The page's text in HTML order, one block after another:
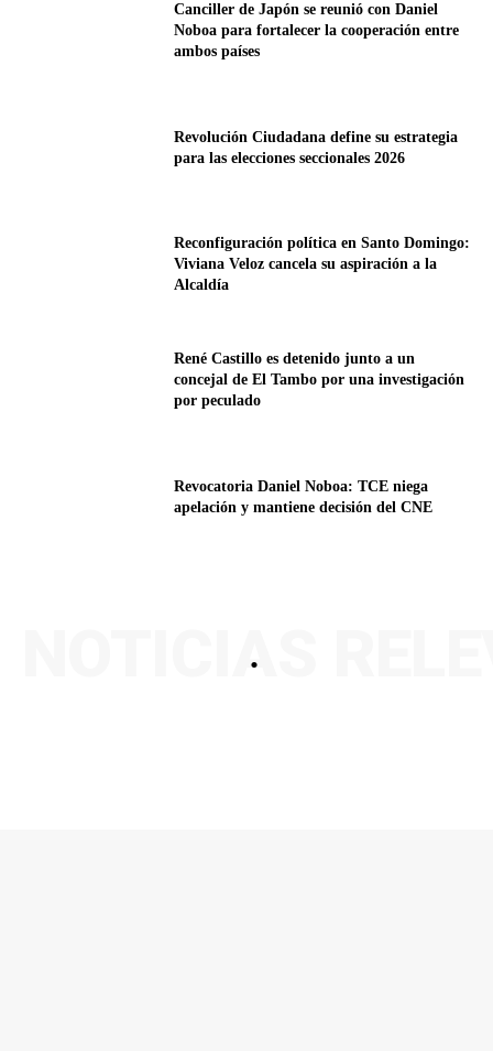
Canciller de Japón se reunió con Daniel
Noboa para fortalecer la cooperación entre
ambos países
Revolución Ciudadana define su estrategia
para las elecciones seccionales 2026
Reconfiguración política en Santo Domingo:
Viviana Veloz cancela su aspiración a la
Alcaldía
René Castillo es detenido junto a un
concejal de El Tambo por una investigación
por peculado
Revocatoria Daniel Noboa: TCE niega
apelación y mantiene decisión del CNE
.
NOTICIAS